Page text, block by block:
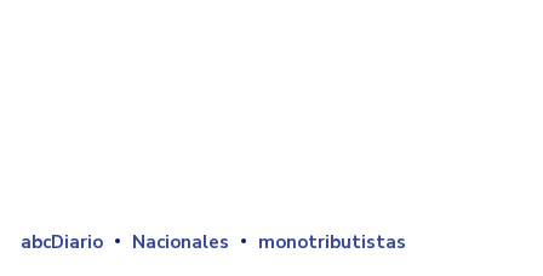
abcDiario Nacionales monotributistas